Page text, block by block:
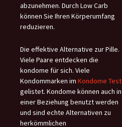
abzunehmen. Durch Low Carb
können Sie Ihren Körperumfang
reduzieren.
Die effektive Alternative zur Pille.
Viele Paare entdecken die
kondome für sich. Viele
Kondommarken im Kondome Test
gelistet. Kondome können auch in
einer Beziehung benutzt werden
und sind echte Alternativen zu
herkömmlichen